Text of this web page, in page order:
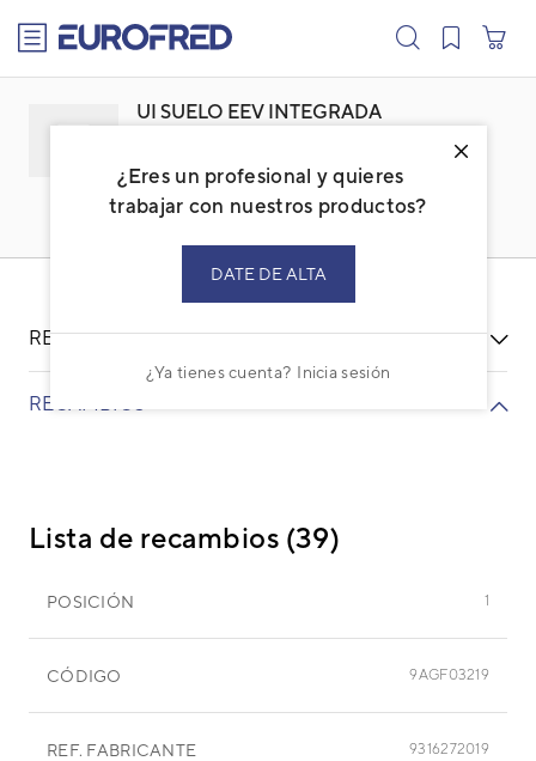
¿Eres un profesional y quieres
trabajar con nuestros productos?
DATE DE ALTA
¿Ya tienes cuenta? Inicia sesión
UI SUELO EEV INTEGRADA
Familia: ACFUVFSS
FUJITSU
Código: 3IVF2025
RECURSOS
RECAMBIOS
Lista de recambios (39)
POSICIÓN 1
CÓDIGO 9AGF03219
REF. FABRICANTE 9316272019